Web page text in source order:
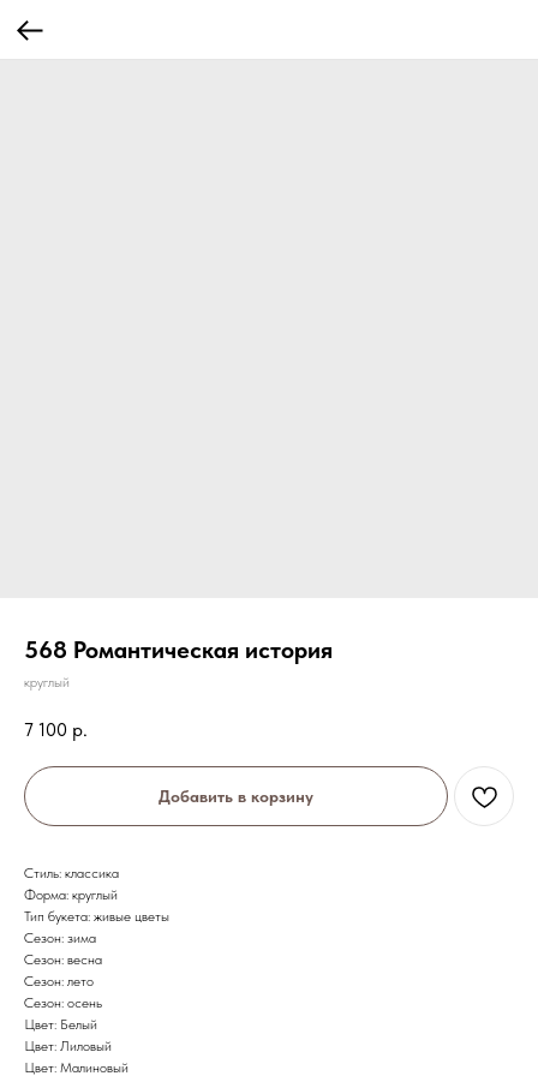
568 Романтическая история
круглый
7 100 р.
Добавить в корзину
Стиль: классика
Форма: круглый
Тип букета: живые цветы
Сезон: зима
Сезон: весна
Сезон: лето
Сезон: осень
Цвет: Белый
Цвет: Лиловый
Цвет: Малиновый